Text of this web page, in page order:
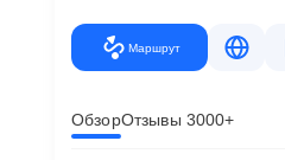
Маршрут
ОбзорОтзывы 3000+